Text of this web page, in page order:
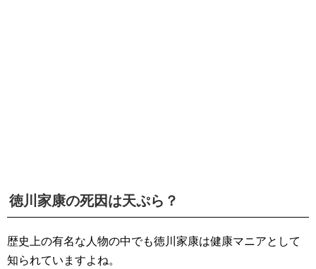
徳川家康の死因は天ぷら？
歴史上の有名な人物の中でも徳川家康は健康マニアとして
知られていますよね。